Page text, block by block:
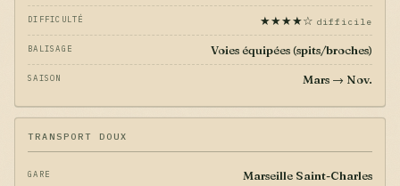
DIFFICULTÉ ★★★★☆ difficile
BALISAGE Voies équipées (spits/broches)
SAISON Mars → Nov.
TRANSPORT DOUX
GARE Marseille Saint-Charles